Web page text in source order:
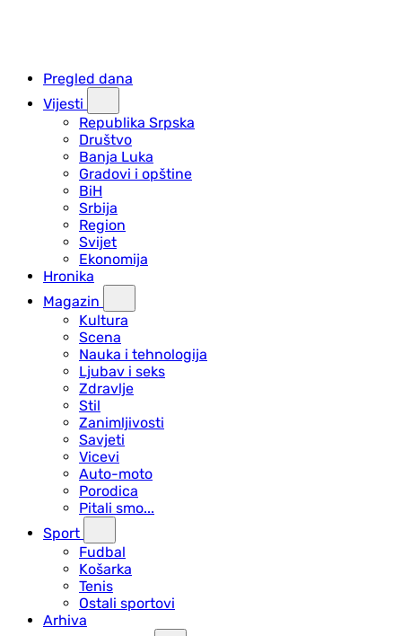
Pregled dana
Vijesti
Republika Srpska
Društvo
Banja Luka
Gradovi i opštine
BiH
Srbija
Region
Svijet
Ekonomija
Hronika
Magazin
Kultura
Scena
Nauka i tehnologija
Ljubav i seks
Zdravlje
Stil
Zanimljivosti
Savjeti
Vicevi
Auto-moto
Porodica
Pitali smo...
Sport
Fudbal
Košarka
Tenis
Ostali sportovi
Arhiva